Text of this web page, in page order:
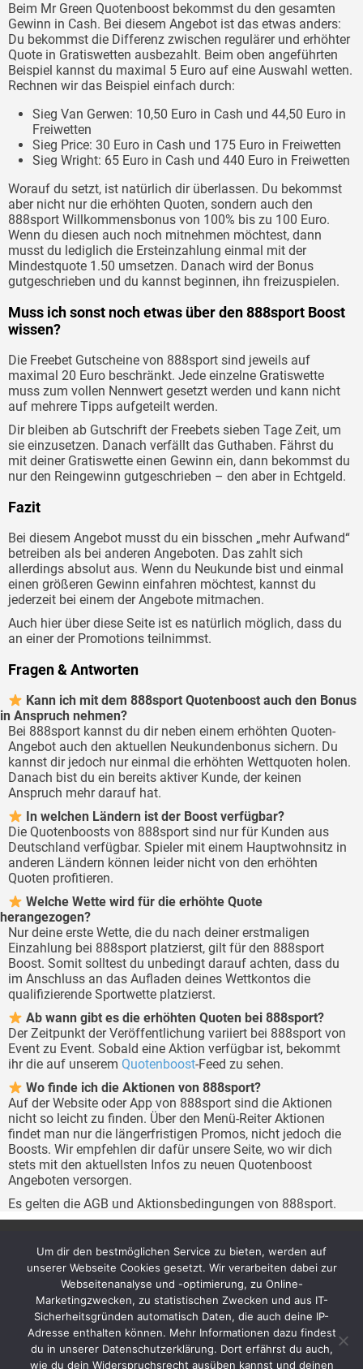
Beim Mr Green Quotenboost bekommst du den gesamten
Gewinn in Cash. Bei diesem Angebot ist das etwas anders:
Du bekommst die Differenz zwischen regulärer und erhöhter
Quote in Gratiswetten ausbezahlt. Beim oben angeführten
Beispiel kannst du maximal 5 Euro auf eine Auswahl wetten.
Rechnen wir das Beispiel einfach durch:
Sieg Van Gerwen: 10,50 Euro in Cash und 44,50 Euro in
Freiwetten
Sieg Price: 30 Euro in Cash und 175 Euro in Freiwetten
Sieg Wright: 65 Euro in Cash und 440 Euro in Freiwetten
Worauf du setzt, ist natürlich dir überlassen. Du bekommst
aber nicht nur die erhöhten Quoten, sondern auch den
888sport Willkommensbonus von 100% bis zu 100 Euro.
Wenn du diesen auch noch mitnehmen möchtest, dann
musst du lediglich die Ersteinzahlung einmal mit der
Mindestquote 1.50 umsetzen. Danach wird der Bonus
gutgeschrieben und du kannst beginnen, ihn freizuspielen.
Muss ich sonst noch etwas über den 888sport Boost
wissen?
Die Freebet Gutscheine von 888sport sind jeweils auf
maximal 20 Euro beschränkt. Jede einzelne Gratiswette
muss zum vollen Nennwert gesetzt werden und kann nicht
auf mehrere Tipps aufgeteilt werden.
Dir bleiben ab Gutschrift der Freebets sieben Tage Zeit, um
sie einzusetzen. Danach verfällt das Guthaben. Fährst du
mit deiner Gratiswette einen Gewinn ein, dann bekommst du
nur den Reingewinn gutgeschrieben – den aber in Echtgeld.
Fazit
Bei diesem Angebot musst du ein bisschen „mehr Aufwand“
betreiben als bei anderen Angeboten. Das zahlt sich
allerdings absolut aus. Wenn du Neukunde bist und einmal
einen größeren Gewinn einfahren möchtest, kannst du
jederzeit bei einem der Angebote mitmachen.
Auch hier über diese Seite ist es natürlich möglich, dass du
an einer der Promotions teilnimmst.
Fragen & Antworten
Kann ich mit dem 888sport Quotenboost auch den Bonus
in Anspruch nehmen?
Bei 888sport kannst du dir neben einem erhöhten Quoten-
Angebot auch den aktuellen Neukundenbonus sichern. Du
kannst dir jedoch nur einmal die erhöhten Wettquoten holen.
Danach bist du ein bereits aktiver Kunde, der keinen
Anspruch mehr darauf hat.
In welchen Ländern ist der Boost verfügbar?
Die Quotenboosts von 888sport sind nur für Kunden aus
Deutschland verfügbar. Spieler mit einem Hauptwohnsitz in
anderen Ländern können leider nicht von den erhöhten
Quoten profitieren.
Welche Wette wird für die erhöhte Quote
herangezogen?
Nur deine erste Wette, die du nach deiner erstmaligen
Einzahlung bei 888sport platzierst, gilt für den 888sport
Boost. Somit solltest du unbedingt darauf achten, dass du
im Anschluss an das Aufladen deines Wettkontos die
qualifizierende Sportwette platzierst.
Ab wann gibt es die erhöhten Quoten bei 888sport?
Der Zeitpunkt der Veröffentlichung variiert bei 888sport von
Event zu Event. Sobald eine Aktion verfügbar ist, bekommt
ihr die auf unserem Quotenboost-Feed zu sehen.
Wo finde ich die Aktionen von 888sport?
Auf der Website oder App von 888sport sind die Aktionen
nicht so leicht zu finden. Über den Menü-Reiter Aktionen
findet man nur die längerfristigen Promos, nicht jedoch die
Boosts. Wir empfehlen dir dafür unsere Seite, wo wir dich
stets mit den aktuellsten Infos zu neuen Quotenboost
Angeboten versorgen.
Es gelten die AGB und Aktionsbedingungen von 888sport.
Archiv
Impressum
Datenschutzerklärung
Über uns
Das Team + unsere Ziele
Kontakt
Um dir den bestmöglichen Service zu bieten, werden auf
unserer Webseite Cookies gesetzt. Wir verarbeiten dabei zur
Webseitenanalyse und -optimierung, zu Online-
Marketingzwecken, zu statistischen Zwecken und aus IT-
Sicherheitsgründen automatisch Daten, die auch deine IP-
Adresse enthalten können. Mehr Informationen dazu findest
du in unserer Datenschutzerklärung. Dort erfährst du auch,
wie du dein Widerspruchsrecht ausüben kannst und deinen